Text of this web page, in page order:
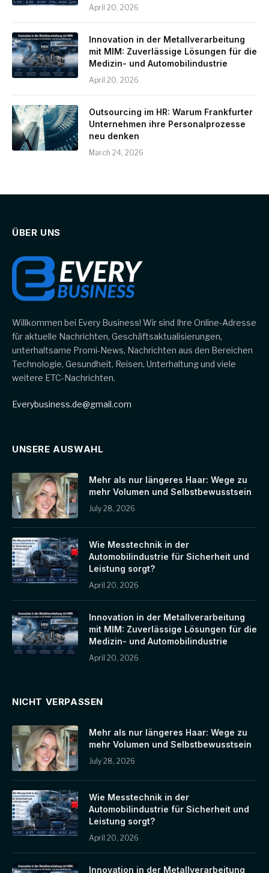
April 20, 2026
Innovation in der Metallverarbeitung
mit MIM: Zuverlässige Lösungen für die
Medizin- und Automobilindustrie
April 20, 2026
Outsourcing im HR: Warum Frankfurter
Unternehmen ihre Personalprozesse
neu denken
March 24, 2026
ÜBER UNS
Willkommen bei Every Business! Wir sind Ihre Online-Adresse
für aktuelle Nachrichten, Geschäftsaktualisierungen,
unterhaltsame Promi-News, Nachrichten aus den Bereichen
Technologie, Gesundheit, Reisen, Unterhaltung und viele
weitere ETC-Nachrichten.
Everybusiness.de@gmail.com
UNSERE AUSWAHL
Mehr als nur längeres Haar: Wege zu
mehr Volumen und Selbstbewusstsein
July 28, 2026
Wie Messtechnik in der
Automobilindustrie für Sicherheit und
Leistung sorgt?
April 20, 2026
Innovation in der Metallverarbeitung
mit MIM: Zuverlässige Lösungen für die
Medizin- und Automobilindustrie
April 20, 2026
NICHT VERPASSEN
Mehr als nur längeres Haar: Wege zu
mehr Volumen und Selbstbewusstsein
July 28, 2026
Wie Messtechnik in der
Automobilindustrie für Sicherheit und
Leistung sorgt?
April 20, 2026
Innovation in der Metallverarbeitung